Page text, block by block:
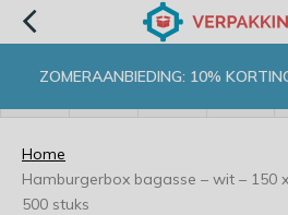
ZOMERAANBIEDING: 10%
Home
Hamburgerbox bagasse – wit – 150
500 stuks